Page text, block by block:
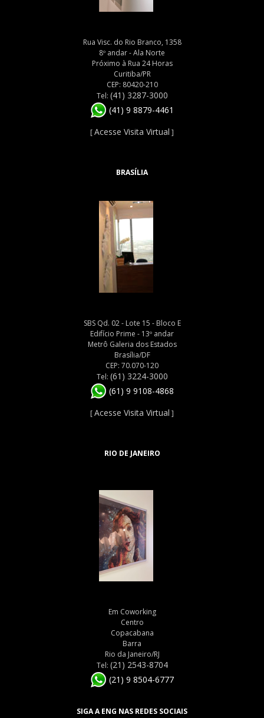
Rua Visc. do Rio Branco, 1358
8º andar - Ala Norte
Próximo à Rua 24 Horas
Curitiba/PR
CEP: 80420-210
Tel: (41) 3287-3000
(41) 9 8879-4461
[Acesse Visita Virtual ]
BRASÍLIA
SBS Qd. 02 - Lote 15 - Bloco E
Edifício Prime - 13º andar
Metrô Galeria dos Estados
Brasília/DF
CEP: 70.070-120
Tel: (61) 3224-3000
(61) 9 9108-4868
[Acesse Visita Virtual ]
RIO DE JANEIRO
Em Coworking
Centro
Copacabana
Barra
Rio da Janeiro/RJ
Tel: (21) 2543-8704
(21) 9 8504-6777
SIGA A ENG NAS REDES SOCIAIS